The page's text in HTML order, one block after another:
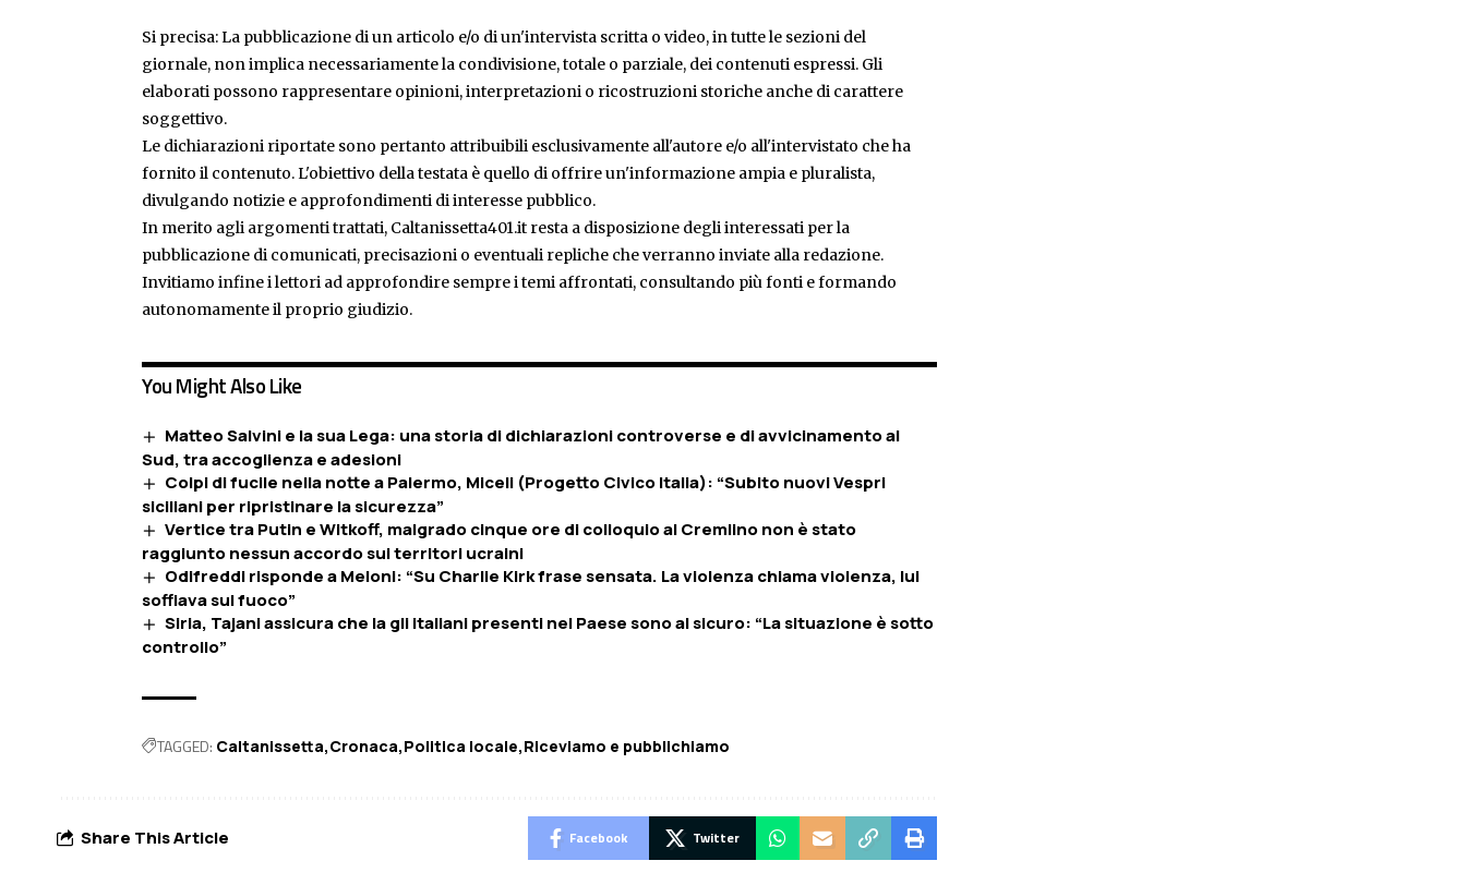
Si precisa: La pubblicazione di un articolo e/o di un'intervista scritta o video, in tutte le sezioni del
giornale, non implica necessariamente la condivisione, totale o parziale, dei contenuti espressi. Gli
elaborati possono rappresentare opinioni, interpretazioni o ricostruzioni storiche anche di carattere
soggettivo.
Le dichiarazioni riportate sono pertanto attribuibili esclusivamente all'autore e/o all'intervistato che ha
fornito il contenuto. L'obiettivo della testata è quello di offrire un'informazione ampia e pluralista,
divulgando notizie e approfondimenti di interesse pubblico.
In merito agli argomenti trattati, Caltanissetta401.it resta a disposizione degli interessati per la
pubblicazione di comunicati, precisazioni o eventuali repliche che verranno inviate alla redazione.
Invitiamo infine i lettori ad approfondire sempre i temi affrontati, consultando più fonti e formando
autonomamente il proprio giudizio.
You Might Also Like
Matteo Salvini e la sua Lega: una storia di dichiarazioni controverse e di avvicinamento al
Sud, tra accoglienza e adesioni
Colpi di fucile nella notte a Palermo, Miceli (Progetto Civico Italia): “Subito nuovi Vespri
siciliani per ripristinare la sicurezza”
Vertice tra Putin e Witkoff, malgrado cinque ore di colloquio al Cremlino non è stato
raggiunto nessun accordo sui territori ucraini
Odifreddi risponde a Meloni: “Su Charlie Kirk frase sensata. La violenza chiama violenza, lui
soffiava sul fuoco”
Siria, Tajani assicura che la gli italiani presenti nel Paese sono al sicuro: “La situazione è sotto
controllo”
TAGGED: Caltanissetta Cronaca Politica locale Riceviamo e pubblichiamo
Share This Article Facebook Twitter